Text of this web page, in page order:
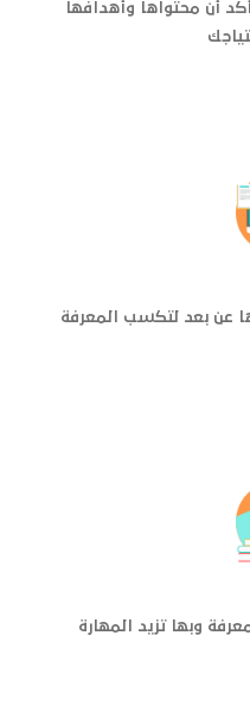
تأكد أن محتواها وأهدافها
عن بعد لتكسب المعرفة
وبها تزيد المهارة